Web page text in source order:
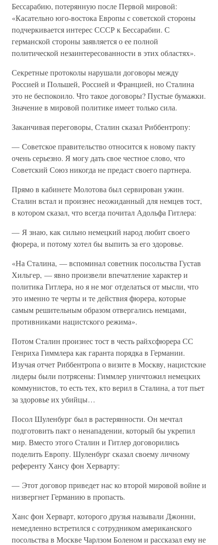
Бессарабию, потерянную после Первой мировой:
«Касательно юго-востока Европы с советской стороны
подчеркивается интерес СССР к Бессарабии. С
германской стороны заявляется о ее полной
политической незаинтересованности в этих областях».
Секретные протоколы нарушали договоры между
Россией и Польшей, Россией и Францией, но Сталина
это не беспокоило. Что такое договоры? Пустые бумажки.
Значение в мировой политике имеет только сила.
Заканчивая переговоры, Сталин сказал Риббентропу:
— Советское правительство относится к новому пакту
очень серьезно. Я могу дать свое честное слово, что
Советский Союз никогда не предаст своего партнера.
Прямо в кабинете Молотова был сервирован ужин.
Сталин встал и произнес неожиданный для немцев тост,
в котором сказал, что всегда почитал Адольфа Гитлера:
— Я знаю, как сильно немецкий народ любит своего
фюрера, и потому хотел бы выпить за его здоровье.
«На Сталина, — вспоминал советник посольства Густав
Хильгер, — явно произвели впечатление характер и
политика Гитлера, но я не мог отделаться от мысли, что
это именно те черты и те действия фюрера, которые
самым решительным образом отвергались немцами,
противниками нацистского режима».
Потом Сталин произнес тост в честь райхсфюрера СС
Генриха Гиммлера как гаранта порядка в Германии.
Изучая отчет Риббентропа о визите в Москву, нацистские
лидеры были потрясены: Гиммлер уничтожил немецких
коммунистов, то есть тех, кто верил в Сталина, а тот пьет
за здоровье их убийцы…
Посол Шуленбург был в растерянности. Он мечтал
подготовить пакт о ненападении, который бы укрепил
мир. Вместо этого Сталин и Гитлер договорились
поделить Европу. Шуленбург сказал своему личному
референту Хансу фон Херварту:
— Этот договор приведет нас ко второй мировой войне и
низвергнет Германию в пропасть.
Ханс фон Херварт, которого друзья называли Джонни,
немедленно встретился с сотрудником американского
посольства в Москве Чарлзом Боленом и рассказал ему не